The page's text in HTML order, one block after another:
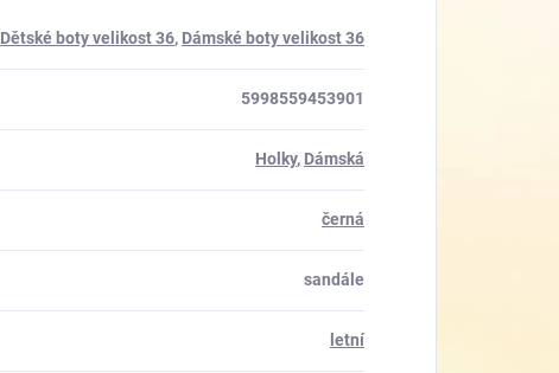
Dětské boty velikost 36, Dámské boty velikost 36
5998559453901
Holky, Dámská
černá
sandále
letní